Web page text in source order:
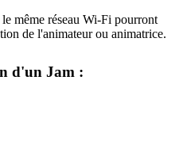
le même réseau Wi-Fi pourront
de l'animateur ou animatrice.
d'un Jam :